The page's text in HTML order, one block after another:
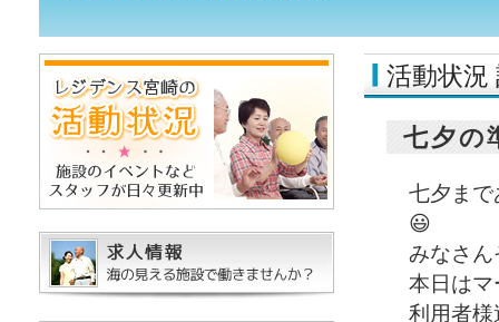
活動状況
七夕の
七夕ま
😃
みなさ
本日は
利用者